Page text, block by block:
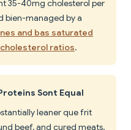
35-40mg cholesterol per
bien-managed by a
and bas saturated
ratios.
Sont Equal
leaner que frit
beef, and cured meats.